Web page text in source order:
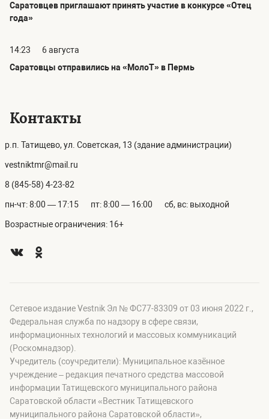
Саратовцев приглашают принять участие в конкурсе «Отец
года»
14:23
6 августа
Саратовцы отправились на «МолоТ» в Пермь
Контакты
р.п. Татищево, ул. Советская, 13 (здание администрации)
vestniktmr@mail.ru
8 (845-58) 4-23-82
пн-чт: 8:00 — 17:15 пт: 8:00 — 16:00 сб, вс: выходной
Возрастные ограничения: 16+
Сетевое издание Vestnik Эл № ФС77-83309 от 03 июня 2022 г.,
Федеральная служба по надзору в сфере связи,
информационных технологий и массовых коммуникаций
(Роскомнадзор).
Учредитель (соучредители): Муниципальное казённое
учреждение – редакция печатного средства массовой
информации Татищевского муниципального района
Саратовской области «Вестник Татищевского
муниципального района Саратовской области»,